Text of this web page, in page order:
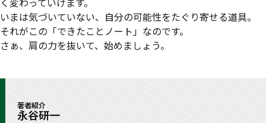
いまは気づいていない、自分の可能性をたぐり寄せる道具。
それがこの「できたことノート」なのです。
さぁ、肩の力を抜いて、始めましょう。
著者紹介
永谷研一